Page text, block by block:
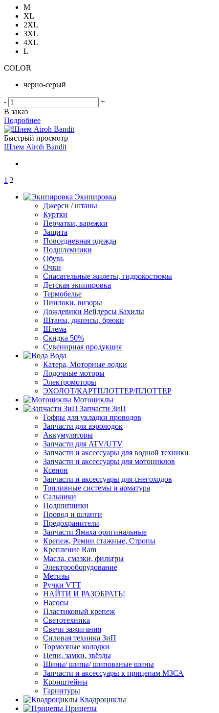
M
XL
2XL
3XL
4XL
L
COLOR
черно-серый
-
+
В заказ
Подробнее
Быстрый просмотр
Шлем Airoh Bandit
1 2
Экипировка
Джерси / штаны
Куртки
Перчатки, варежки
Защита
Повседневная одежда
Подшлемники
Обувь
Очки
Спасательные жилеты, гидрокостюмы
Детская экипировка
Термобелье
Пинлоки, визоры
Дождевики Вейдерсы Бахилы
Штаны, джинсы, брюки
Шлема
Скидка 50%
Сувенирная продукция
Вода
Катера, Моторные лодки
Лодочные моторы
Электромоторы
ЭХОЛОТ/КАРТПЛОТТЕР/ПЛОТТЕР
Мотоциклы
Запчасти ЗиП
Гофры для укладки проводов
Запчасти для аэролодок
Аккумуляторы
Запчасти для ATV/UTV
Запчасти и аксессуары для водной техники
Запчасти и аксессуары для мотоциклов
Ксенон
Запчасти и аксессуары для снегоходов
Топливные системы и арматура
Сальники
Подшипники
Провод и шланги
Предохранители
Запчасти Ямаха оригинальные
Крепеж, Ремни стажные, Стропы
Крепление Ram
Масла, смазки, фильтры
Электрооборудование
Метизы
Ручки VTT
НАЙТИ И РАЗОБРАТЬ!
Насосы
Пластиковый крепеж
Светотехника
Свечи зажигания
Силовая техника ЗиП
Тормозные колодки
Цепи, замки, звёзды
Шины/ шипы/ шипованые шины
Запчасти и аксессуары к прицепам МЗСА
Кронштейны
Гарнитуры
Квадроциклы
Прицепы